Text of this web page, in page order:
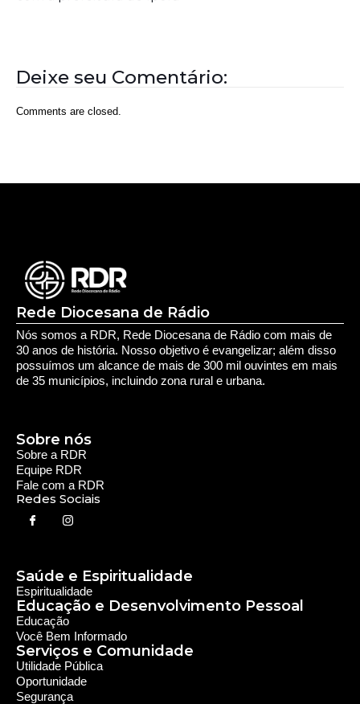
Nós somos a RDR, Rede Diocesana de Rádio com mais de
Fale com a RDR
Redes Sociais
Saúde e Espiritualidade
Espiritualidade
Educação e Desenvolvimento Pessoal
Serviços e Comunidade
Utilidade Pública
Oportunidade
Segurança
Cultura e Entretenimento
Política e Economia
Notícias Regionais
Política
Economia
As Últimas da Região
Caiapônia e Região
Iporá e Região
SLMB e Região